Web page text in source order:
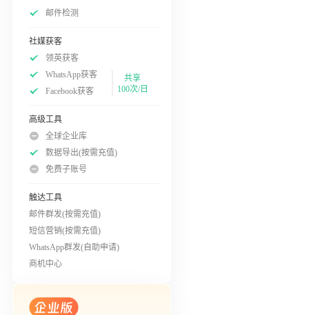
邮件检测
社媒获客
领英获客
WhatsApp获客
Facebook获客
共享
100次/日
高级工具
全球企业库
数据导出(按需充值)
免费子账号
触达工具
邮件群发(按需充值)
短信营销(按需充值)
WhatsApp群发(自助申请)
商机中心